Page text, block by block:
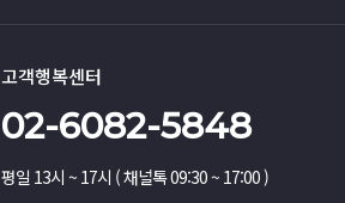
고객행복센터
02-6082-5848
평일 13시 ~ 17시 ( 채널톡 09:30 ~ 17:00 )